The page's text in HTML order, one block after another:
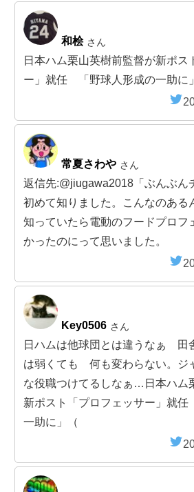
和桧 さん
日本ハム栗山英樹前監督が新ポス
ー」就任 「野球人形成の一助に
常夏さわや さん
返信先:@jiugawa2018「ぶんぶん
初めて知りました。こんなのある
知っていたら電動のフードプロフ
かったのにって思いました。
Key0506 さん
日ハムは他球団とは違うなぁ 田
は弱くても 何も変わらない。ジ
な役職つけてるしなぁ…日本ハム
新ポスト「プロフェッサー」就
一助に」（